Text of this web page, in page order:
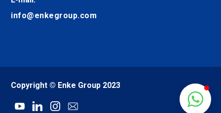
info@enkegroup.com
Copyright © Enke Group 2023